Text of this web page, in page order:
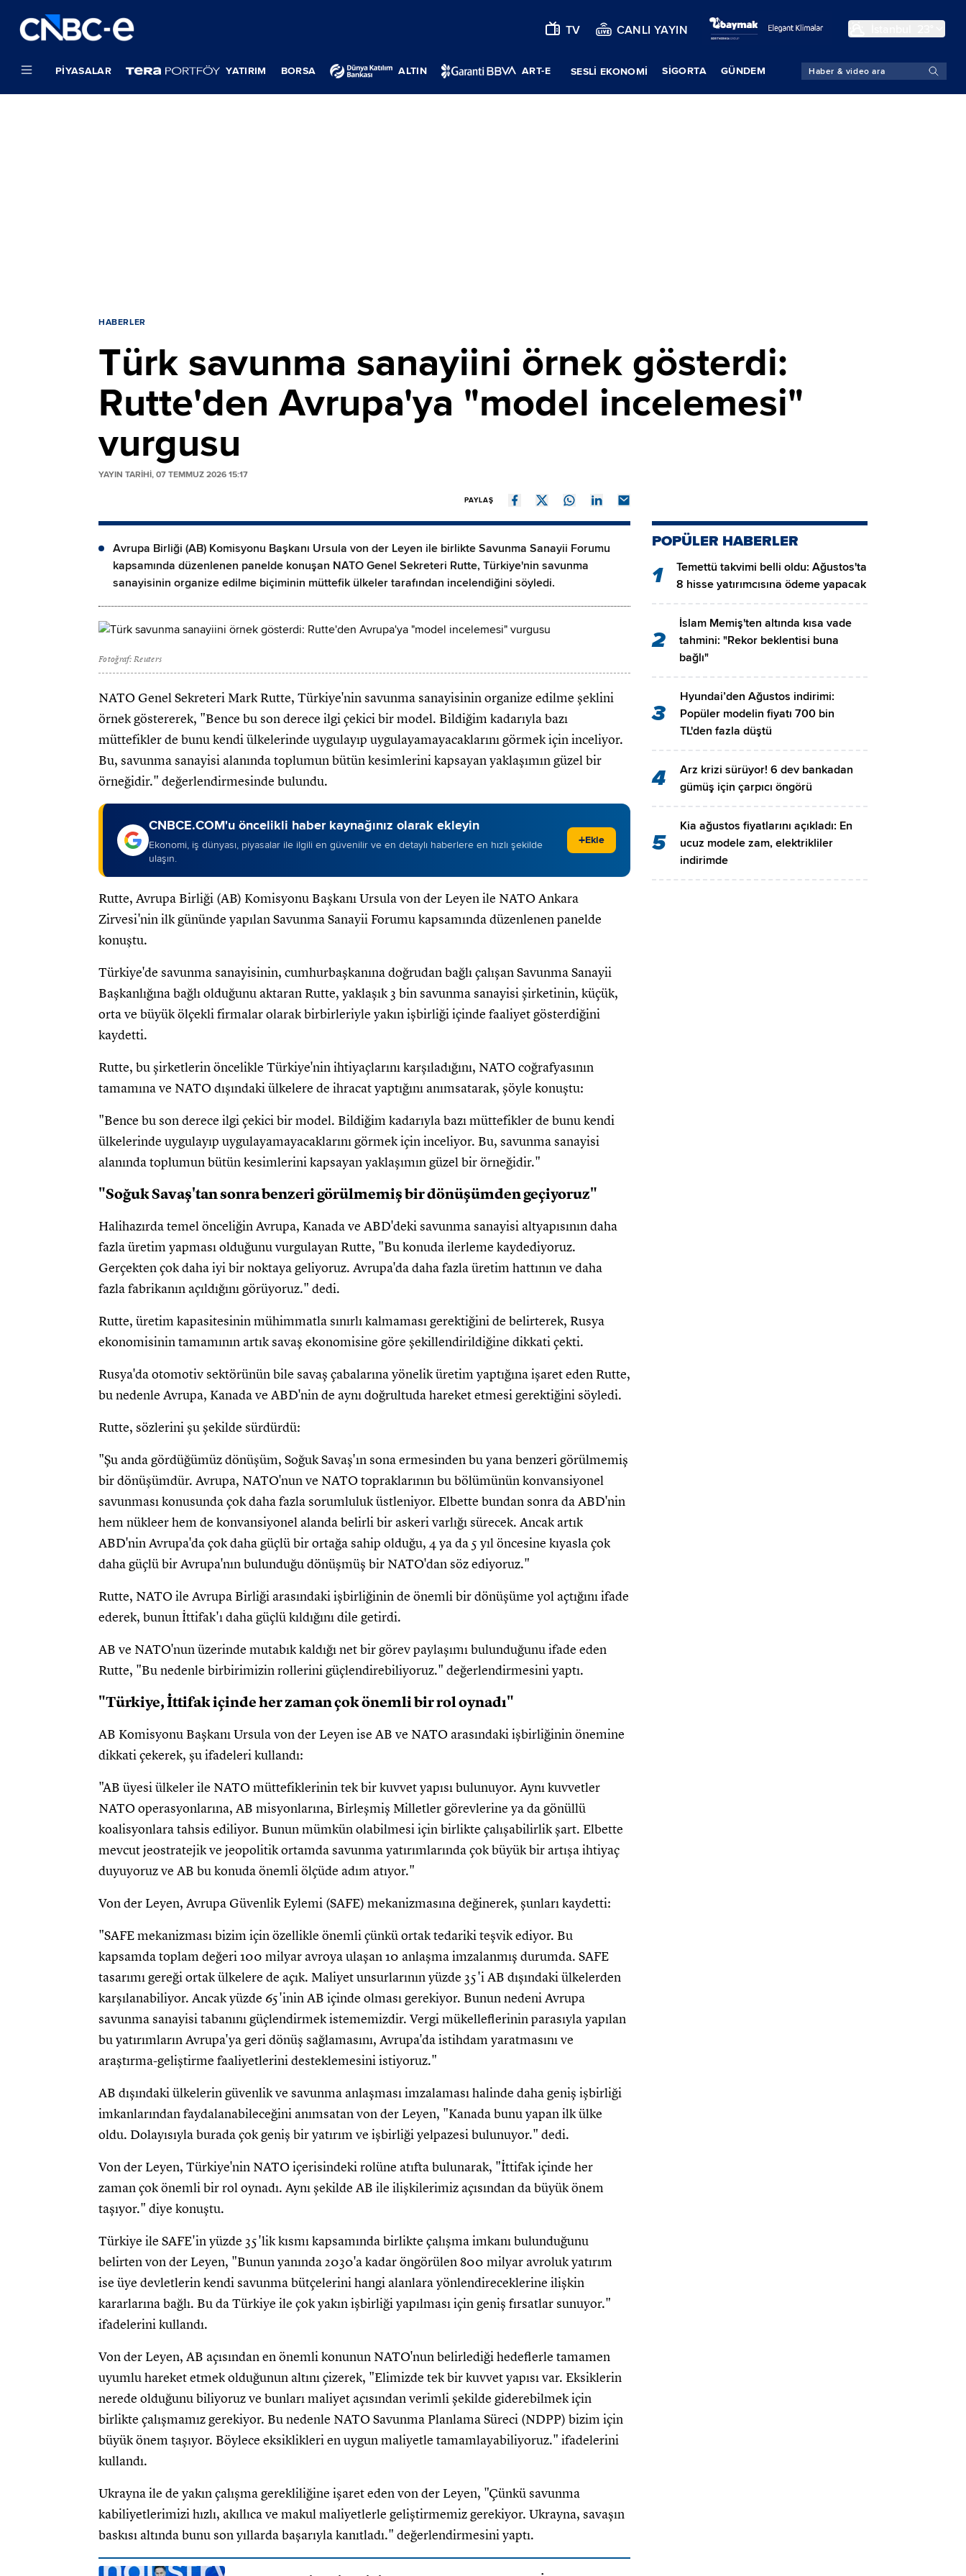
TV CANLI YAYIN
PIYASALAR YATIRIM BORSA ALTIN ART-E SESLİ EKONOMİ SIGORTA GÜNDEM
HABERLER
Türk savunma sanayiini örnek gösterdi:
Rutte'den Avrupa'ya "model incelemesi"
vurgusu
YAYIN TARİHİ, 07 TEMMUZ 2026 15:17
PAYLAŞ
Avrupa Birliği (AB) Komisyonu Başkanı Ursula von der Leyen ile birlikte Savunma Sanayii Forumu
kapsamında düzenlenen panelde konuşan NATO Genel Sekreteri Rutte, Türkiye'nin savunma
sanayisinin organize edilme biçiminin müttefik ülkeler tarafından incelendiğini söyledi.
Fotoğraf: Reuters
NATO Genel Sekreteri Mark Rutte, Türkiye'nin savunma sanayisinin organize edilme şeklini
örnek göstererek, "Bence bu son derece ilgi çekici bir model. Bildiğim kadarıyla bazı
müttefikler de bunu kendi ülkelerinde uygulayıp uygulayamayacaklarını görmek için inceliyor.
Bu, savunma sanayisi alanında toplumun bütün kesimlerini kapsayan yaklaşımın güzel bir
örneğidir." değerlendirmesinde bulundu.
CNBCE.COM'u öncelikli haber kaynağınız olarak ekleyin
Ekonomi, iş dünyası, piyasalar ile ilgili en güvenilir ve en detaylı haberlere en hızlı şekilde
ulaşın.
+Ekle
Rutte, Avrupa Birliği (AB) Komisyonu Başkanı Ursula von der Leyen ile NATO Ankara
Zirvesi'nin ilk gününde yapılan Savunma Sanayii Forumu kapsamında düzenlenen panelde
konuştu.
Türkiye'de savunma sanayisinin, cumhurbaşkanına doğrudan bağlı çalışan Savunma Sanayii
Başkanlığına bağlı olduğunu aktaran Rutte, yaklaşık 3 bin savunma sanayisi şirketinin, küçük,
orta ve büyük ölçekli firmalar olarak birbirleriyle yakın işbirliği içinde faaliyet gösterdiğini
kaydetti.
Rutte, bu şirketlerin öncelikle Türkiye'nin ihtiyaçlarını karşıladığını, NATO coğrafyasının
tamamına ve NATO dışındaki ülkelere de ihracat yaptığını anımsatarak, şöyle konuştu:
"Bence bu son derece ilgi çekici bir model. Bildiğim kadarıyla bazı müttefikler de bunu kendi
ülkelerinde uygulayıp uygulayamayacaklarını görmek için inceliyor. Bu, savunma sanayisi
alanında toplumun bütün kesimlerini kapsayan yaklaşımın güzel bir örneğidir."
"Soğuk Savaş'tan sonra benzeri görülmemiş bir dönüşümden geçiyoruz"
Halihazırda temel önceliğin Avrupa, Kanada ve ABD'deki savunma sanayisi altyapısının daha
fazla üretim yapması olduğunu vurgulayan Rutte, "Bu konuda ilerleme kaydediyoruz.
Gerçekten çok daha iyi bir noktaya geliyoruz. Avrupa'da daha fazla üretim hattının ve daha
fazla fabrikanın açıldığını görüyoruz." dedi.
Rutte, üretim kapasitesinin mühimmatla sınırlı kalmaması gerektiğini de belirterek, Rusya
ekonomisinin tamamının artık savaş ekonomisine göre şekillendirildiğine dikkati çekti.
Rusya'da otomotiv sektörünün bile savaş çabalarına yönelik üretim yaptığına işaret eden Rutte,
bu nedenle Avrupa, Kanada ve ABD'nin de aynı doğrultuda hareket etmesi gerektiğini söyledi.
Rutte, sözlerini şu şekilde sürdürdü:
"Şu anda gördüğümüz dönüşüm, Soğuk Savaş'ın sona ermesinden bu yana benzeri görülmemiş
bir dönüşümdür. Avrupa, NATO'nun ve NATO topraklarının bu bölümünün konvansiyonel
savunması konusunda çok daha fazla sorumluluk üstleniyor. Elbette bundan sonra da ABD'nin
hem nükleer hem de konvansiyonel alanda belirli bir askeri varlığı sürecek. Ancak artık
ABD'nin Avrupa'da çok daha güçlü bir ortağa sahip olduğu, 4 ya da 5 yıl öncesine kıyasla çok
daha güçlü bir Avrupa'nın bulunduğu dönüşmüş bir NATO'dan söz ediyoruz."
Rutte, NATO ile Avrupa Birliği arasındaki işbirliğinin de önemli bir dönüşüme yol açtığını ifade
ederek, bunun İttifak'ı daha güçlü kıldığını dile getirdi.
AB ve NATO'nun üzerinde mutabık kaldığı net bir görev paylaşımı bulunduğunu ifade eden
Rutte, "Bu nedenle birbirimizin rollerini güçlendirebiliyoruz." değerlendirmesini yaptı.
"Türkiye, İttifak içinde her zaman çok önemli bir rol oynadı"
AB Komisyonu Başkanı Ursula von der Leyen ise AB ve NATO arasındaki işbirliğinin önemine
dikkati çekerek, şu ifadeleri kullandı:
"AB üyesi ülkeler ile NATO müttefiklerinin tek bir kuvvet yapısı bulunuyor. Aynı kuvvetler
NATO operasyonlarına, AB misyonlarına, Birleşmiş Milletler görevlerine ya da gönüllü
koalisyonlara tahsis ediliyor. Bunun mümkün olabilmesi için birlikte çalışabilirlik şart. Elbette
mevcut jeostratejik ve jeopolitik ortamda savunma yatırımlarında çok büyük bir artışa ihtiyaç
duyuyoruz ve AB bu konuda önemli ölçüde adım atıyor."
Von der Leyen, Avrupa Güvenlik Eylemi (SAFE) mekanizmasına değinerek, şunları kaydetti:
"SAFE mekanizması bizim için özellikle önemli çünkü ortak tedariki teşvik ediyor. Bu
kapsamda toplam değeri 100 milyar avroya ulaşan 10 anlaşma imzalanmış durumda. SAFE
tasarımı gereği ortak ülkelere de açık. Maliyet unsurlarının yüzde 35'i AB dışındaki ülkelerden
karşılanabiliyor. Ancak yüzde 65'inin AB içinde olması gerekiyor. Bunun nedeni Avrupa
savunma sanayisi tabanını güçlendirmek istememizdir. Vergi mükelleflerinin parasıyla yapılan
bu yatırımların Avrupa'ya geri dönüş sağlamasını, Avrupa'da istihdam yaratmasını ve
araştırma-geliştirme faaliyetlerini desteklemesini istiyoruz."
AB dışındaki ülkelerin güvenlik ve savunma anlaşması imzalaması halinde daha geniş işbirliği
imkanlarından faydalanabileceğini anımsatan von der Leyen, "Kanada bunu yapan ilk ülke
oldu. Dolayısıyla burada çok geniş bir yatırım ve işbirliği yelpazesi bulunuyor." dedi.
Von der Leyen, Türkiye'nin NATO içerisindeki rolüne atıfta bulunarak, "İttifak içinde her
zaman çok önemli bir rol oynadı. Aynı şekilde AB ile ilişkilerimiz açısından da büyük önem
taşıyor." diye konuştu.
Türkiye ile SAFE'in yüzde 35'lik kısmı kapsamında birlikte çalışma imkanı bulunduğunu
belirten von der Leyen, "Bunun yanında 2030'a kadar öngörülen 800 milyar avroluk yatırım
ise üye devletlerin kendi savunma bütçelerini hangi alanlara yönlendireceklerine ilişkin
kararlarına bağlı. Bu da Türkiye ile çok yakın işbirliği yapılması için geniş fırsatlar sunuyor."
ifadelerini kullandı.
Von der Leyen, AB açısından en önemli konunun NATO'nun belirlediği hedeflerle tamamen
uyumlu hareket etmek olduğunun altını çizerek, "Elimizde tek bir kuvvet yapısı var. Eksiklerin
nerede olduğunu biliyoruz ve bunları maliyet açısından verimli şekilde giderebilmek için
birlikte çalışmamız gerekiyor. Bu nedenle NATO Savunma Planlama Süreci (NDPP) bizim için
büyük önem taşıyor. Böylece eksiklikleri en uygun maliyetle tamamlayabiliyoruz." ifadelerini
kullandı.
Ukrayna ile de yakın çalışma gerekliliğine işaret eden von der Leyen, "Çünkü savunma
kabiliyetlerimizi hızlı, akıllıca ve makul maliyetlerle geliştirmemiz gerekiyor. Ukrayna, savaşın
baskısı altında bunu son yıllarda başarıyla kanıtladı." değerlendirmesini yaptı.
POPÜLER HABERLER
1
Temettü takvimi belli oldu: Ağustos'ta
8 hisse yatırımcısına ödeme yapacak
2
İslam Memiş'ten altında kısa vade
tahmini: "Rekor beklentisi buna
bağlı"
3
Hyundai’den Ağustos indirimi:
Popüler modelin fiyatı 700 bin
TL'den fazla düştü
4
Arz krizi sürüyor! 6 dev bankadan
gümüş için çarpıcı öngörü
5
Kia ağustos fiyatlarını açıkladı: En
ucuz modele zam, elektrikliler
indirimde